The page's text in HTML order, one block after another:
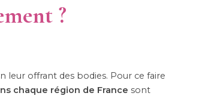
?
leur offrant des bodies. Pour ce faire
chaque région de France sont